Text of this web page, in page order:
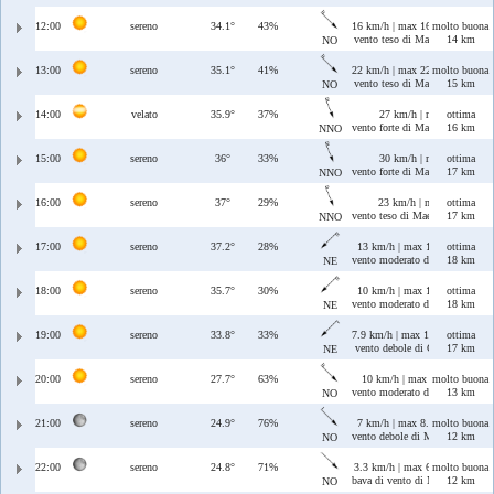
12:00 sereno 34.1°
43%
NO
16 km/h | max 16 km/h
vento teso di Maestrale
molto buona
14 km
13:00 sereno 35.1°
41%
NO
22 km/h | max 22 km/h
vento teso di Maestrale
molto buona
15 km
14:00 velato 35.9°
37%
NNO
27 km/h | max 27 km/h
vento forte di Maestrale/
ottima
16 km
15:00 sereno 36°
33%
NNO
30 km/h | max 30 km/h
vento forte di Maestrale/
ottima
17 km
16:00 sereno 37°
29%
NNO
23 km/h | max 23 km/h
vento teso di Maestrale/
ottima
17 km
17:00 sereno 37.2°
28%
NE
13 km/h | max 13 km/h
vento moderato di Grecale
ottima
18 km
18:00 sereno 35.7°
30%
NE
10 km/h | max 11 km/h
vento moderato di Grecale
ottima
18 km
19:00 sereno 33.8°
33%
NE
7.9 km/h | max 11 km/h
vento debole di Grecale
ottima
17 km
20:00 sereno 27.7°
63%
NO
10 km/h | max 11 km/h
vento moderato di Maestrale
molto buona
13 km
21:00 sereno 24.9°
76%
NO
7 km/h | max 8.8 km/h
vento debole di Maestrale
molto buona
12 km
22:00 sereno 24.8°
71%
NO
3.3 km/h | max 6.2 km/h
bava di vento di Maestrale
molto buona
12 km